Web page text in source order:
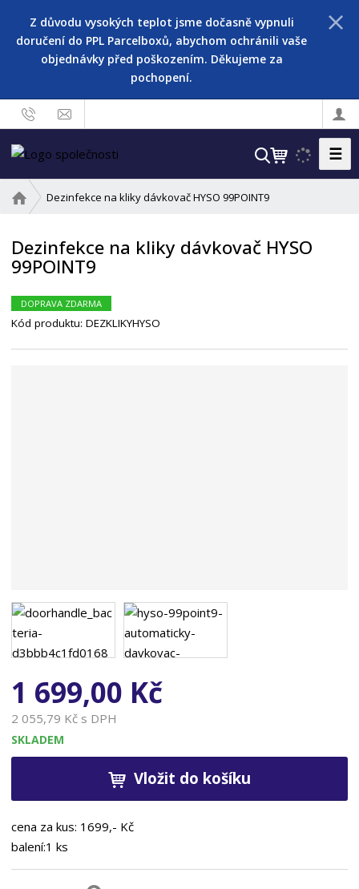
Z důvodu vysokých teplot jsme dočasně vypnuli
doručení do PPL Parcelboxů, abychom ochránili vaše
objednávky před poškozením. Děkujeme za
pochopení.
V
d
☰
v
d
n
s
t
Dezinfekce na kliky dávkovač HYSO 99POINT9
Dezinfekce na kliky dávkovač HYSO
99POINT9
DOPRAVA ZDARMA
Kód produktu:DEZKLIKYHYSO
1 699,00 Kč
2 055,79 Kč s DPH
SKLADEM
Vložit do košíku
cena za kus: 1699,- Kč
balení:1 ks